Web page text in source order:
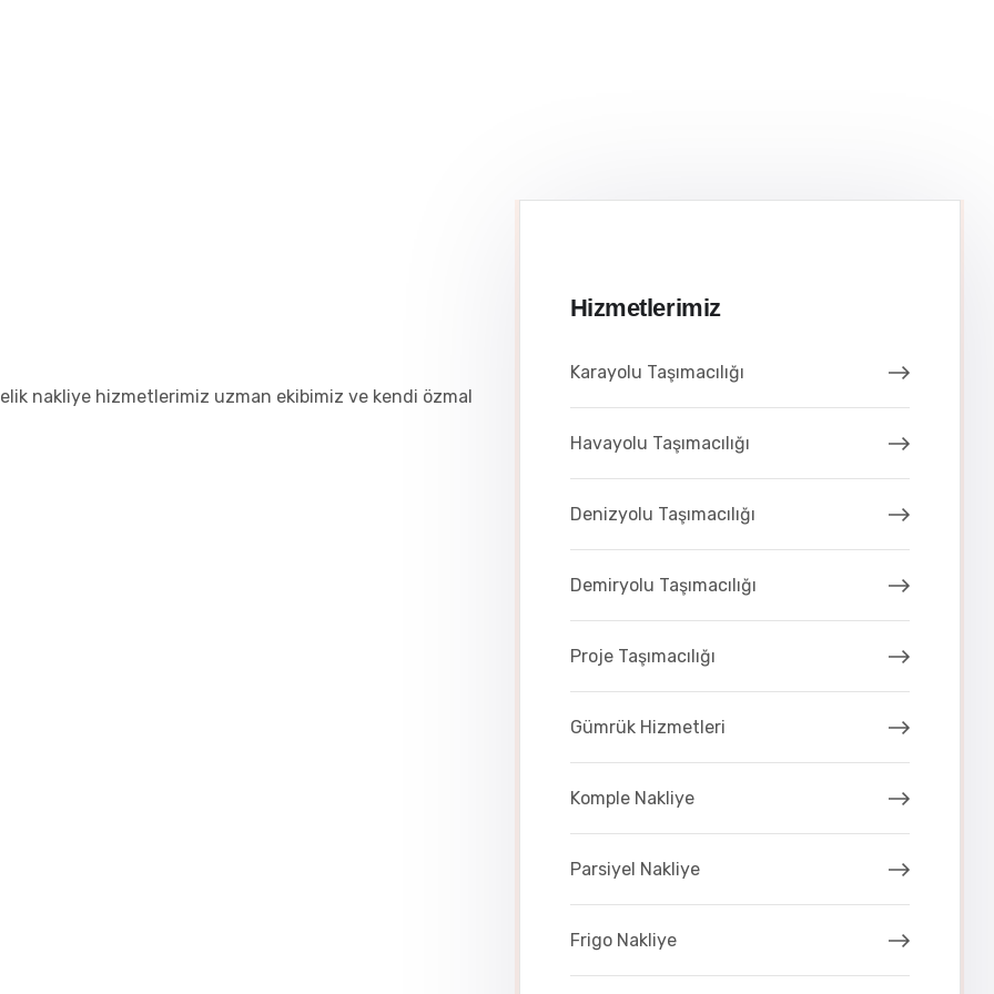
nakliye hizmetlerimiz uzman ekibimiz ve kendi özmal
Hizmetlerimiz
Karayolu Taşımacılığı
Havayolu Taşımacılığı
Denizyolu Taşımacılığı
Demiryolu Taşımacılığı
Proje Taşımacılığı
Gümrük Hizmetleri
Komple Nakliye
Parsiyel Nakliye
Frigo Nakliye